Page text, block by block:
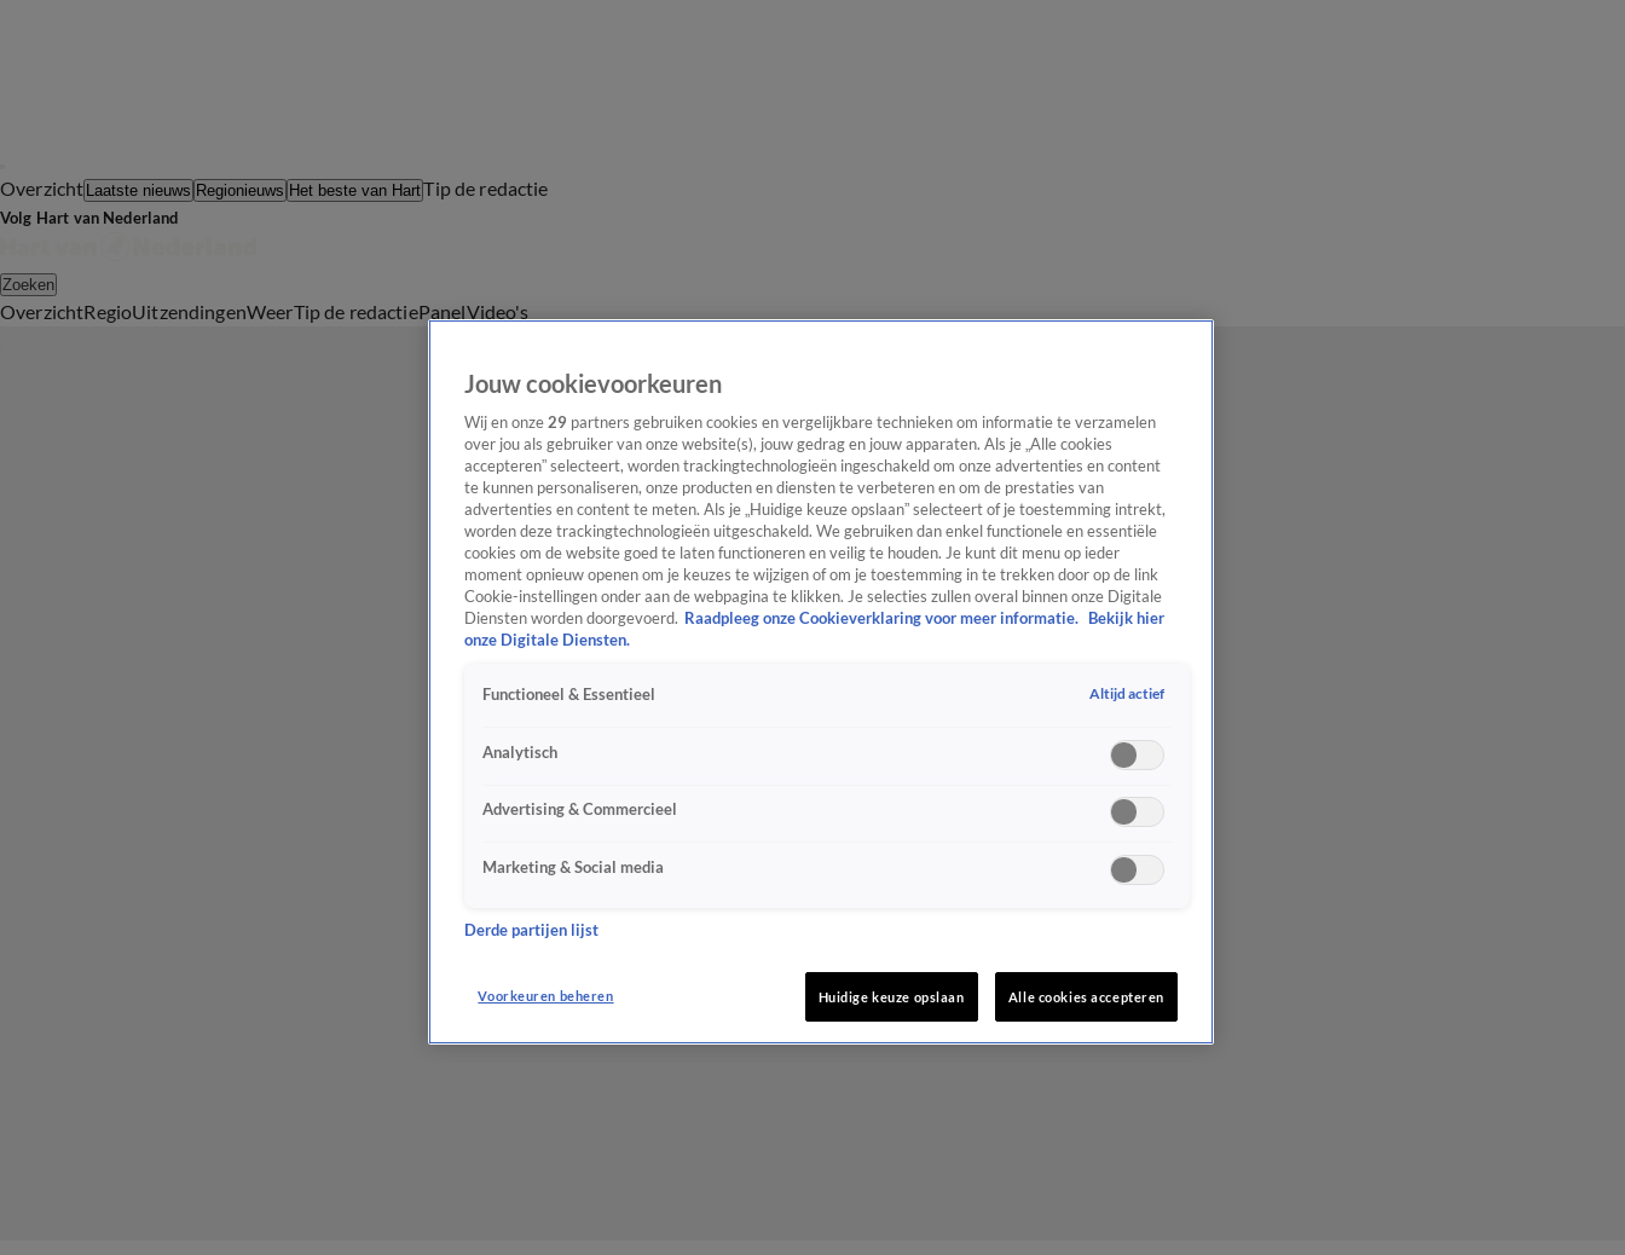
Overzicht Laatste nieuws Regionieuws Het beste van HartTip de redactie
Volg Hart van Nederland
Zoeken
OverzichtRegioUitzendingenWeerTip de redactiePanelVideo's
Jouw cookievoorkeuren
Wij en onze 29 partners gebruiken cookies en vergelijkbare technieken om informatie te verzamelen
over jou als gebruiker van onze website(s), jouw gedrag en jouw apparaten. Als je „Alle cookies
accepteren” selecteert, worden trackingtechnologieën ingeschakeld om onze advertenties en content
te kunnen personaliseren, onze producten en diensten te verbeteren en om de prestaties van
advertenties en content te meten. Als je „Huidige keuze opslaan” selecteert of je toestemming intrekt,
worden deze trackingtechnologieën uitgeschakeld. We gebruiken dan enkel functionele en essentiële
cookies om de website goed te laten functioneren en veilig te houden. Je kunt dit menu op ieder
moment opnieuw openen om je keuzes te wijzigen of om je toestemming in te trekken door op de link
Cookie-instellingen onder aan de webpagina te klikken. Je selecties zullen overal binnen onze Digitale
Diensten worden doorgevoerd. Raadpleeg onze Cookieverklaring voor meer informatie.
Bekijk hier
onze Digitale Diensten.
Functioneel & Essentieel Altijd actief
Analytisch
Advertising & Commercieel
Marketing & Social media
Derde partijen lijst
Voorkeuren beheren Huidige keuze opslaan Alle cookies accepteren